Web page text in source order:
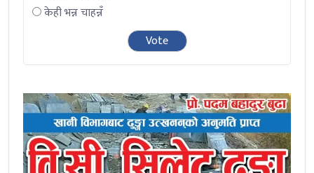
केही भन्न चाहन्नँ